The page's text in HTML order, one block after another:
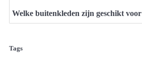
Welke buitenkleden zijn geschikt
Tags